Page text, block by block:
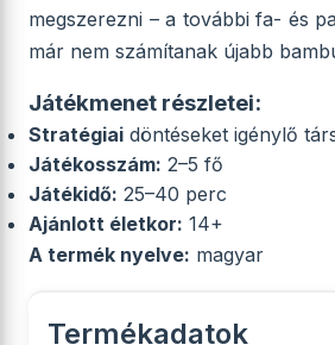
megszerezni – a további fa- és
már nem számítanak újabb
Játékmenet részletei:
Stratégiai döntéseket igénylő
Játékosszám: 2–5 fő
Játékidő: 25–40 perc
Ajánlott életkor: 14+
A termék nyelve: magyar
Termékadatok